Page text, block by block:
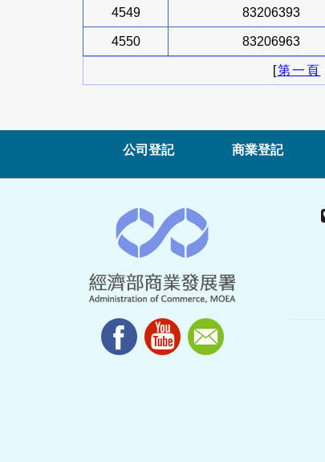
4549 83206393
4550 83206963
[第一頁
公司登記 商業登記